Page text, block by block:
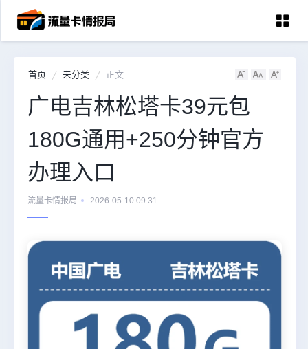
中国移动
中国电信
全国宽带
首页 未分类 正文
广电吉林松塔卡39元包
180G通用+250分钟官方
办理入口
流量卡情报局 2026-05-10 09:31